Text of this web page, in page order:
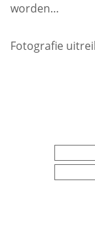
worden…
Fotografie